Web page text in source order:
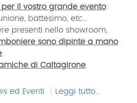
il vostro grande evento:
battesimo, etc...
presenti nello showroom,
sono dipinte a mano
di Caltagirone
ed Eventi Leggi tutto...